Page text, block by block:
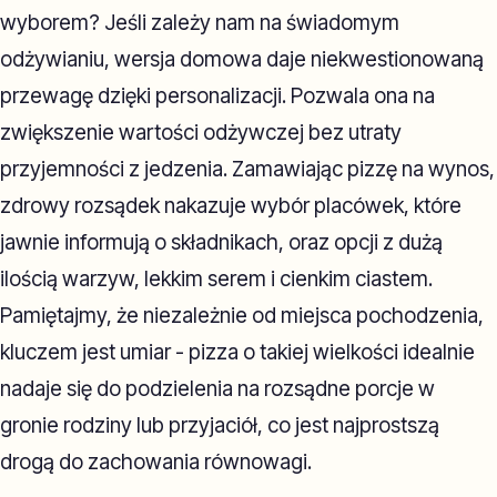
wyborem? Jeśli zależy nam na świadomym
odżywianiu, wersja domowa daje niekwestionowaną
przewagę dzięki personalizacji. Pozwala ona na
zwiększenie wartości odżywczej bez utraty
przyjemności z jedzenia. Zamawiając pizzę na wynos,
zdrowy rozsądek nakazuje wybór placówek, które
jawnie informują o składnikach, oraz opcji z dużą
ilością warzyw, lekkim serem i cienkim ciastem.
Pamiętajmy, że niezależnie od miejsca pochodzenia,
kluczem jest umiar - pizza o takiej wielkości idealnie
nadaje się do podzielenia na rozsądne porcje w
gronie rodziny lub przyjaciół, co jest najprostszą
drogą do zachowania równowagi.